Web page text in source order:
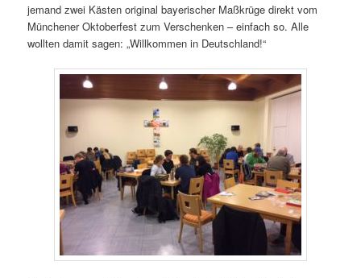
jemand zwei Kästen original bayerischer Maßkrüge direkt vom
Münchener Oktoberfest zum Verschenken – einfach so. Alle
wollten damit sagen: „Willkommen in Deutschland!“